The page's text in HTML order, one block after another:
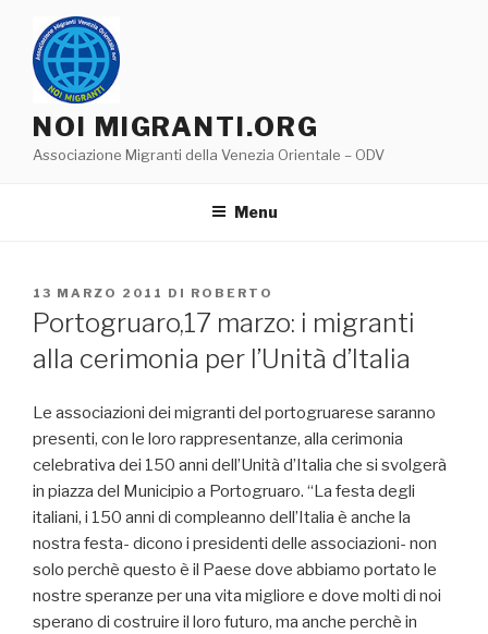
contenuto
NOI MIGRANTI.ORG
Associazione Migranti della Venezia Orientale – ODV
Menu
PUBBLICATO
IL
13 MARZO 2011 DI ROBERTO
Portogruaro,17 marzo: i migranti
alla cerimonia per l’Unità d’Italia
Le associazioni dei migranti del portogruarese saranno
presenti, con le loro rappresentanze, alla cerimonia
celebrativa dei 150 anni dell’Unità d’Italia che si svolgerà
in piazza del Municipio a Portogruaro. “La festa degli
italiani, i 150 anni di compleanno dell’Italia è anche la
nostra festa- dicono i presidenti delle associazioni- non
solo perchè questo è il Paese dove abbiamo portato le
nostre speranze per una vita migliore e dove molti di noi
sperano di costruire il loro futuro, ma anche perchè in